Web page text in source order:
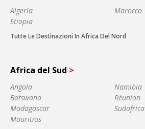
Algeria
Etiopia
Marocco
Tutte Le Destinazioni In Africa Del Nord
Africa del Sud >
Angola
Botswana
Madagascar
Mauritius
Namibia
Réunion
Sudafrica